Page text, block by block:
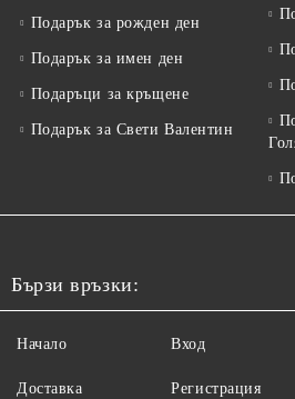
Подарък за рожден ден
Подарък за имен ден
Подаръци за кръщене
Подарък за Свети Валентин
Бързи връзки:
Начало
Доставка
Вход
Регистрация